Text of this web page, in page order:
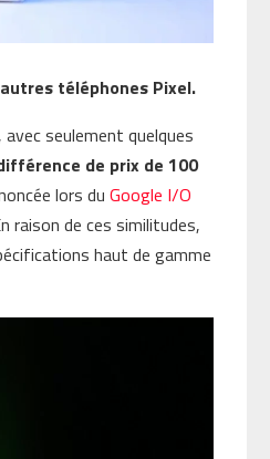
téléphones Pixel.
seulement quelques
de prix de 100
lors duGoogle I/O
raison de ces similitudes,
haut de gamme